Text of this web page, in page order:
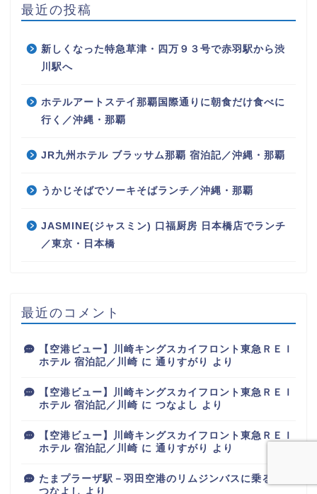
最近の投稿
新しくなった特急草津・四万９３号で赤羽駅から渋
川駅へ
ホテルアートステイ那覇国際通りに朝食だけ食べに
行く／沖縄・那覇
JR九州ホテル ブラッサム那覇 宿泊記／沖縄・那覇
うかじそばでソーキそばランチ／沖縄・那覇
JASMINE(ジャスミン) 口福厨房 日本橋店でランチ
／東京・日本橋
最近のコメント
【空港ビュー】川崎キングスカイフロント東急ＲＥＩ
ホテル 宿泊記／川崎 に 通りすがり より
【空港ビュー】川崎キングスカイフロント東急ＲＥＩ
ホテル 宿泊記／川崎 に つなよし より
【空港ビュー】川崎キングスカイフロント東急ＲＥＩ
ホテル 宿泊記／川崎 に 通りすがり より
たまプラーザ駅－羽田空港のリムジンバスに乗る
つなよし より